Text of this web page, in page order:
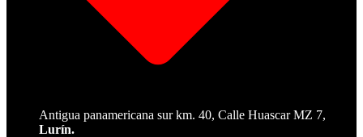
Antigua panamericana sur km. 40, Calle Huascar MZ 7,
Lurín.